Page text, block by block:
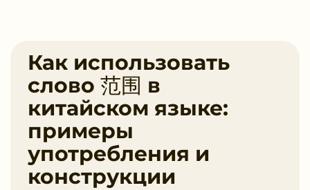
Как использовать
слово 范围 в
китайском языке:
примеры
употребления и
конструкции